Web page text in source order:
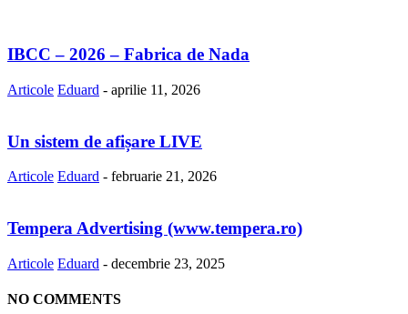
IBCC – 2026 – Fabrica de Nada
Articole Eduard - aprilie 11, 2026
Un sistem de afișare LIVE
Articole Eduard - februarie 21, 2026
Tempera Advertising (www.tempera.ro)
Articole Eduard - decembrie 23, 2025
NO COMMENTS